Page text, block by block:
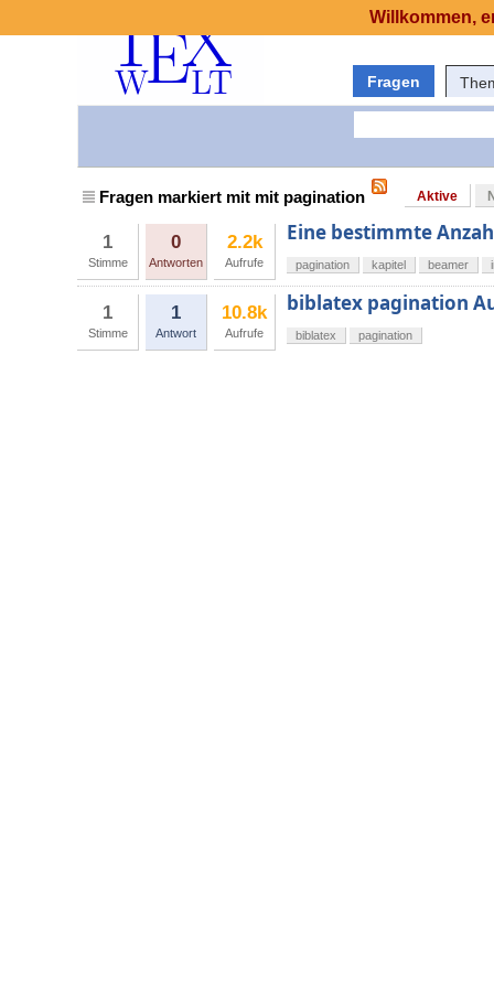
Fragen
Fragen markiert mit mit pagination Aktive
1
Stimme
0
Antworten
2.2k
Aufrufe
Eine bestimmte
pagination kapitel beamer
1
Stimme
1
Antwort
10.8k
Aufrufe
biblatex pagination
biblatex pagination
Willkommen,